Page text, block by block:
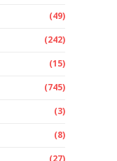
(49)
(242)
(15)
(745)
(3)
(8)
(27)